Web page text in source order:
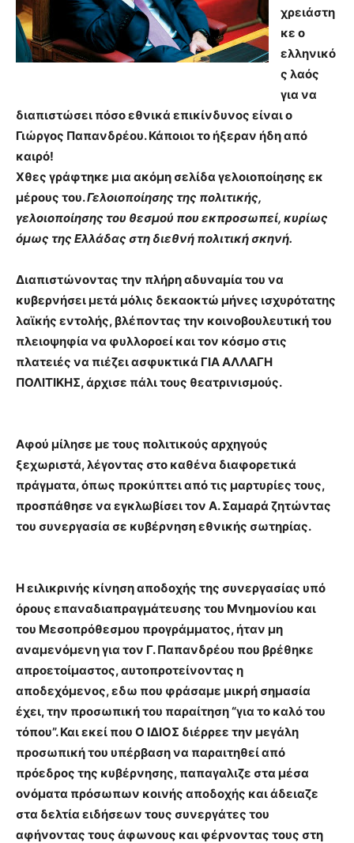
χρειάστη
κε ο
ελληνικό
ς λαός
για να
διαπιστώσει πόσο εθνικά επικίνδυνος είναι ο
Γιώργος Παπανδρέου. Κάποιοι το ήξεραν ήδη από
καιρό!
Χθες γράφτηκε μια ακόμη σελίδα γελοιοποίησης εκ
μέρους του.Γελοιοποίησης της πολιτικής,
γελοιοποίησης του θεσμού που εκπροσωπεί, κυρίως
όμως της Ελλάδας στη διεθνή πολιτική σκηνή.
Διαπιστώνοντας την πλήρη αδυναμία του να
κυβερνήσει μετά μόλις δεκαοκτώ μήνες ισχυρότατης
λαϊκής εντολής, βλέποντας την κοινοβουλευτική του
πλειοψηφία να φυλλοροεί και τον κόσμο στις
πλατειές να πιέζει ασφυκτικά ΓΙΑ ΑΛΛΑΓΗ
ΠΟΛΙΤΙΚΗΣ, άρχισε πάλι τους θεατρινισμούς.
Αφού μίλησε με τους πολιτικούς αρχηγούς
ξεχωριστά, λέγοντας στο καθένα διαφορετικά
πράγματα, όπως προκύπτει από τις μαρτυρίες τους,
προσπάθησε να εγκλωβίσει τον Α. Σαμαρά ζητώντας
του συνεργασία σε κυβέρνηση εθνικής σωτηρίας.
Η ειλικρινής κίνηση αποδοχής της συνεργασίας υπό
όρους επαναδιαπραγμάτευσης του Μνημονίου και
του Μεσοπρόθεσμου προγράμματος, ήταν μη
αναμενόμενη για τον Γ. Παπανδρέου που βρέθηκε
απροετοίμαστος, αυτοπροτείνοντας η
αποδεχόμενος, εδω που φράσαμε μικρή σημασία
έχει, την προσωπική του παραίτηση “για το καλό του
τόπου”. Και εκεί που Ο ΙΔΙΟΣ διέρρεε την μεγάλη
προσωπική του υπέρβαση να παραιτηθεί από
πρόεδρος της κυβέρνησης, παπαγαλιζε στα μέσα
ονόματα πρόσωπων κοινής αποδοχής και άδειαζε
στα δελτία ειδήσεων τους συνεργάτες του
αφήνοντας τους άφωνους και φέρνοντας τους στη